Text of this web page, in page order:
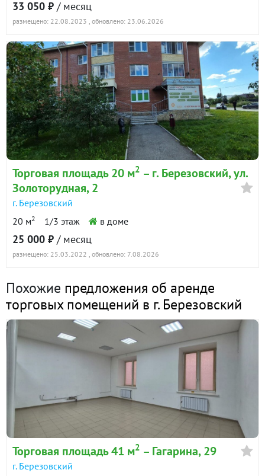
33 050 ₽ / месяц
размещено: 22.08.2023 , обновлено: 23.06.2026
Торговая площадь 20 м2 – г. Березовский, ул.
Золоторудная, 2
г. Березовский
20 м2 1/3 этаж в доме
25 000 ₽ / месяц
размещено: 25.03.2022 , обновлено: 7.08.2026
Похожие предложения об аренде
торговых помещений в г. Березовский
Торговая площадь 41 м2 – Гагарина, 29
г. Березовский